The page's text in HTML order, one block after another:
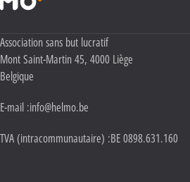
Adresse :
Association sans but lucratif
Mont Saint-Martin 45, 4000 Liège
Belgique
E-mail :info@helmo.be
TVA (intracommunautaire) :BE 0898.631.160